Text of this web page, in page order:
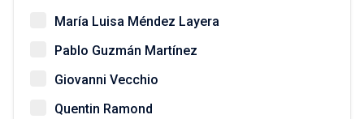
María Luisa Méndez Layera
Pablo Guzmán Martínez
Giovanni Vecchio
Quentin Ramond